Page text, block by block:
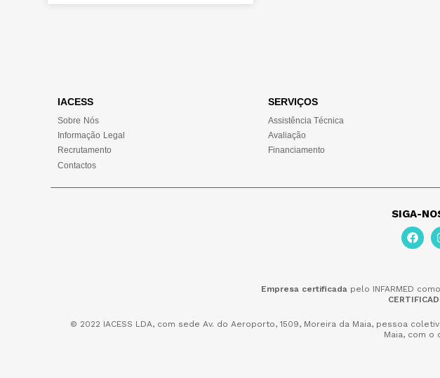
IACESS
Sobre Nós
Informação Legal
Recrutamento
Contactos
SERVIÇOS
Assistência Técnica
Avaliação
Financiamento
SIGA-
Empresa certificadapelo INFARMED como
© 2022 IACESS LDA, com sede Av. do Aeroporto, 1509, Moreira da Maia, pessoa
Maia, com o